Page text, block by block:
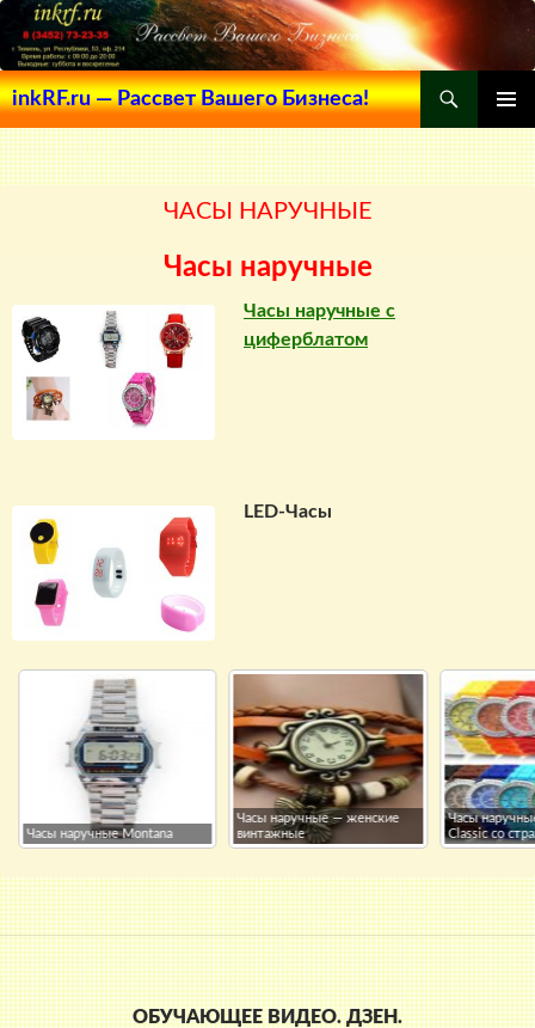
inkRF.ru — Рассвет Вашего Бизнеса!
Поиск
МЕНЮ
К
СОДЕРЖИМОМУ
ЧАСЫ НАРУЧНЫЕ
Часы наручные
Часы наручные с
циферблатом
LED-Часы
Часы наручные Montana
Часы наручные — женские
винтажные
Часы
Classic со
ОБУЧАЮЩЕЕ ВИДЕО. ДЗЕН.